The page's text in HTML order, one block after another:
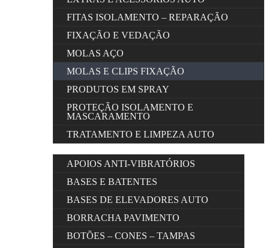
FITAS ISOLAMENTO – REPARAÇÃO
FIXAÇÃO E VEDAÇÃO
MOLAS AÇO
MOLAS E CLIPS FIXAÇÃO
PRODUTOS EM SPRAY
PROTEÇÃO ISOLAMENTO E
MASCARAMENTO
TRATAMENTO E LIMPEZA AUTO
APOIOS ANTI-VIBRATÓRIOS
BASES E BATENTES
BASES DE ELEVADORES AUTO
BORRACHA PAVIMENTO
BOTÕES – CONES – TAMPAS